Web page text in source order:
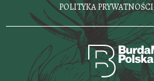
POLITYKA PRYWATNOŚCI